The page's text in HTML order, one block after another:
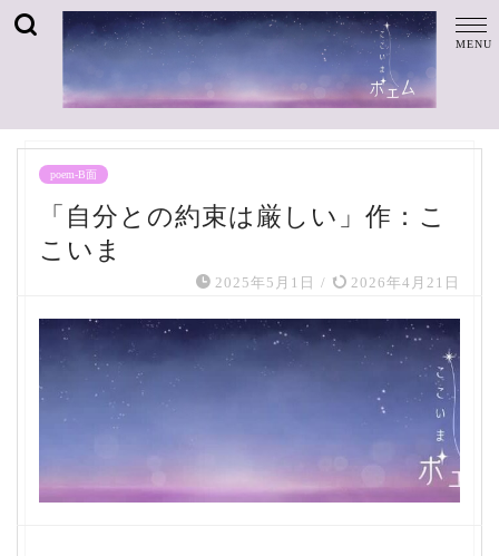
poem-B面
「自分との約束は厳しい」作：こ
こいま
2025年5月1日 / 2026年4月21日